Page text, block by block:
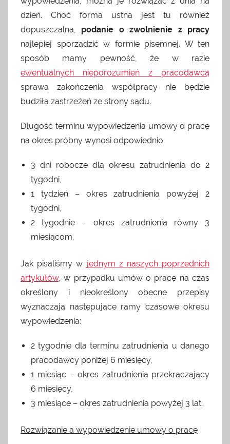
dzień. Choć forma ustna jest tu również
dopuszczalna, podanie o zwolnienie z pracy
najlepiej sporządzić w formie pisemnej. W ten
sposób mamy pewność, że w razie
ewentualnych nieporozumień z pracodawcą
sprawa zakończenia współpracy nie będzie
budziła zastrzeżeń ze strony sądu.
Długość terminu wypowiedzenia umowy o pracę
na okres próbny wynosi odpowiednio:
3 dni robocze dla okresu zatrudnienia do 2
tygodni,
1 tydzień – okres zatrudnienia powyżej 2
tygodni,
2 tygodnie – okres zatrudnienia równy 3
miesiącom.
Jak pisaliśmy w jednym z naszych poprzednich
artykułów, w przypadku umów o pracę na czas
określony i nieokreślony obecne przepisy
wyznaczają następujące ramy czasowe okresu
wypowiedzenia:
2 tygodnie dla terminu zatrudnienia u danego
pracodawcy poniżej 6 miesięcy,
1 miesiąc – okres zatrudnienia przekraczający
6 miesięcy,
3 miesiące – okres zatrudnienia powyżej 3 lat.
Rozwiązanie a wypowiedzenie umowy o pracę